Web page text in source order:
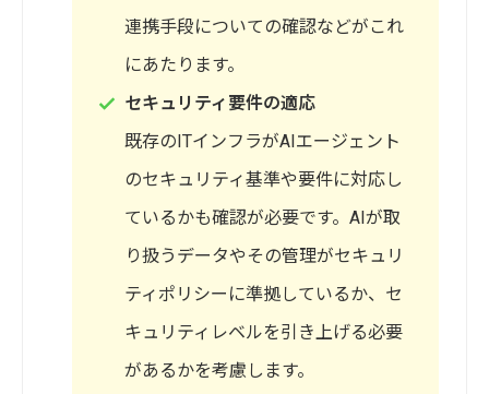
連携手段についての確認などがこれ
にあたります。
セキュリティ要件の適応
既存のITインフラがAIエージェント
のセキュリティ基準や要件に対応し
ているかも確認が必要です。AIが取
り扱うデータやその管理がセキュリ
ティポリシーに準拠しているか、セ
キュリティレベルを引き上げる必要
があるかを考慮します。